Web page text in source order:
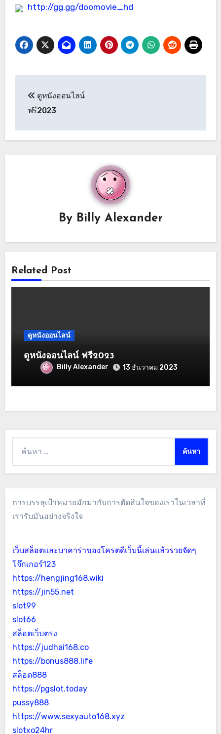
http://gg.gg/doomovie_hd
เรื่อง
ดูหนังออนไลน์
ฟรี2023
By Billy Alexander
Related Post
ดูหนังออนไลน์
ดูหนังออนไลน์ ฟรี2023
Billy Alexander 13 ธันวาคม 2023
สำหรับ:
การบรรลุเป้าหมายมักมากับการตัดสินใจของเราในเวลาที่
เรารับมันอย่างจริงใจ
เว็บสล็อตและบาคาร่าของโครตดีเว็บนี้เล่นแล้วรวยจัดๆ
โจ๊กเกอร์123
https://hengjing168.wiki
https://jin55.net
slot99
slot66
สล็อตเว็บตรง
https://judhai168.co
https://bonus888.life
สล็อต888
https://pgslot.today
pussy888
https://www.sexyauto168.xyz
slotxo24hr